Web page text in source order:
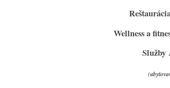
Wellness a
Služby